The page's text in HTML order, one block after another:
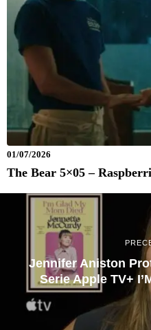
01/07/2026
The Bear 5×05 –
Jennifer Aniston
Serie Apple TV+